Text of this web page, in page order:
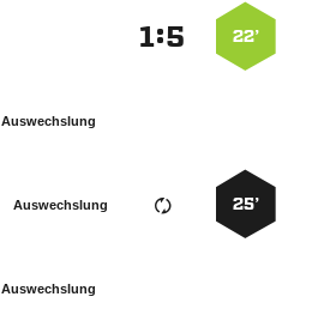
22’
:
Auswechslung
25’
Auswechslung
Auswechslung